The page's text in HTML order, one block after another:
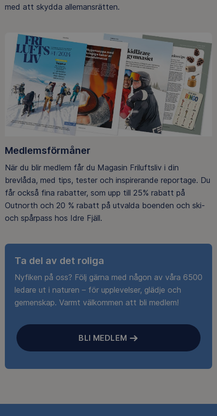
med att skydda allemansrätten.
Medlemsförmåner
När du blir medlem får du Magasin Friluftsliv i din
brevlåda, med tips, tester och inspirerande reportage. Du
får också fina rabatter, som upp till 25% rabatt på
Outnorth och 20 % rabatt på utvalda boenden och ski-
och spårpass hos Idre Fjäll.
Ta del av det roliga
Nyfiken på oss? Följ gärna med någon av våra 6500
ledare ut i naturen – för upplevelser, glädje och
gemenskap. Varmt välkommen att bli medlem!
BLI MEDLEM